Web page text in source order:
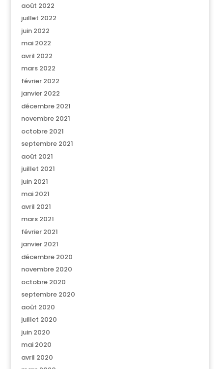
août 2022
juillet 2022
juin 2022
mai 2022
avril 2022
mars 2022
février 2022
janvier 2022
décembre 2021
novembre 2021
octobre 2021
septembre 2021
août 2021
juillet 2021
juin 2021
mai 2021
avril 2021
mars 2021
février 2021
janvier 2021
décembre 2020
novembre 2020
octobre 2020
septembre 2020
août 2020
juillet 2020
juin 2020
mai 2020
avril 2020